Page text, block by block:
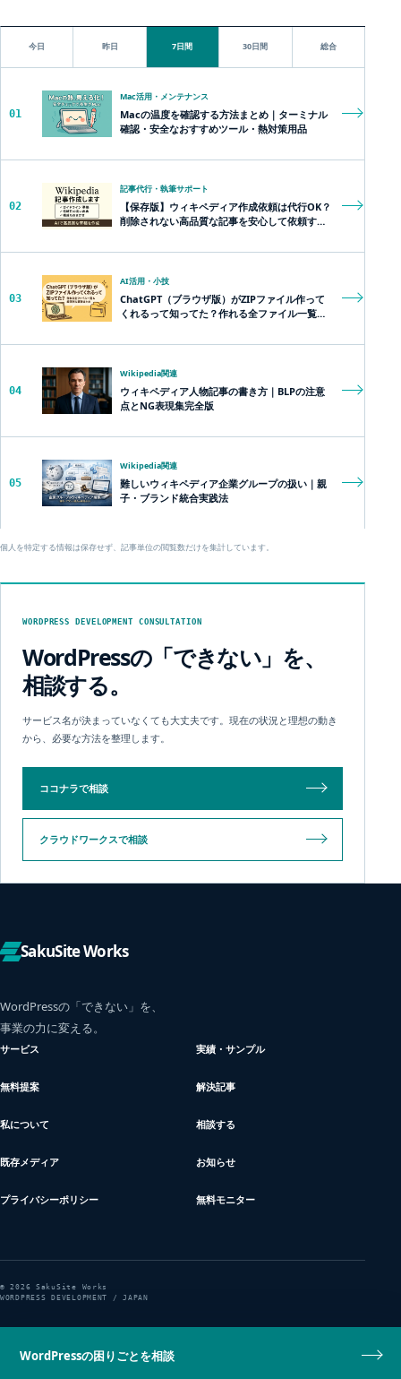
今日 昨日 7日間 30日間 総合
01
Mac活用・メンテナンス
Macの温度を確認する方法まとめ｜ターミナル
確認・安全なおすすめツール・熱対策用品
02
記事代行・執筆サポート
【保存版】ウィキペディア作成依頼は代行OK？
削除されない高品質な記事を安心して依頼する
03
AI活用・小技
ChatGPT（ブラウザ版）がZIPファイル作って
くれるって知ってた？作れる全ファイル一覧＆
04
Wikipedia関連
ウィキペディア人物記事の書き方｜BLPの注意
点とNG表現集完全版
05
Wikipedia関連
難しいウィキペディア企業グループの扱い｜親
子・ブランド統合実践法
個人を特定する情報は保存せず、記事単位の閲覧数だけを集計しています。
WORDPRESS DEVELOPMENT CONSULTATION
WordPressの「できない」を、
相談する。
サービス名が決まっていなくても大丈夫です。現在の状況と理想の動き
から、必要な方法を整理します。
ココナラで相談
クラウドワークスで相談
SakuSite Works
WordPressの「できない」を、
事業の力に変える。
サービス 実績・サンプル
無料提案 解決記事
私について 相談する
既存メディア お知らせ
プライバシーポリシー 無料モニター
© 2026 SakuSite Works
WORDPRESS DEVELOPMENT / JAPAN
WordPressの困りごとを相談